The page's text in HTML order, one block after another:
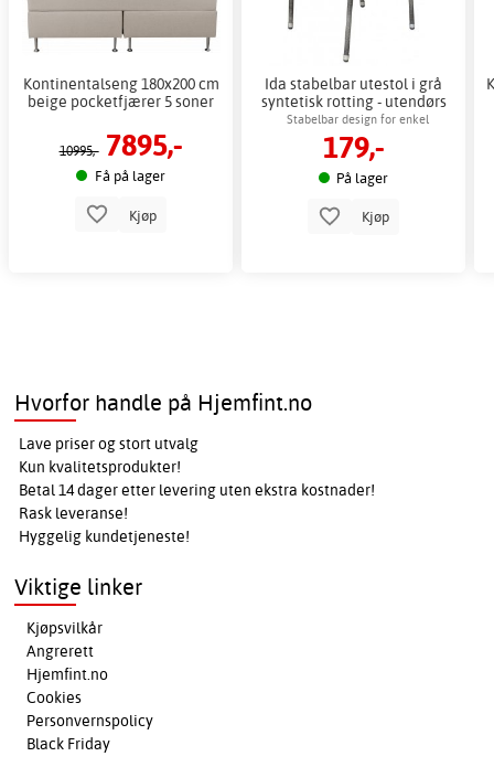
Kontinentalseng 180x200 cm
beige pocketfjærer 5 soner
10995,- 7895,-
Få på lager
Kjøp
Ida stabelbar utestol i grå
syntetisk rotting - utendørs
hagestol
Stabelbar design for enkel
oppbevaring utendørs
179,-
På lager
Kjøp
Hvorfor handle på Hjemfint.no
Lave priser og stort utvalg
Kun kvalitetsprodukter!
Betal 14 dager etter levering uten ekstra kostnader!
Rask leveranse!
Hyggelig kundetjeneste!
Viktige linker
Kjøpsvilkår
Angrerett
Hjemfint.no
Cookies
Personvernspolicy
Black Friday